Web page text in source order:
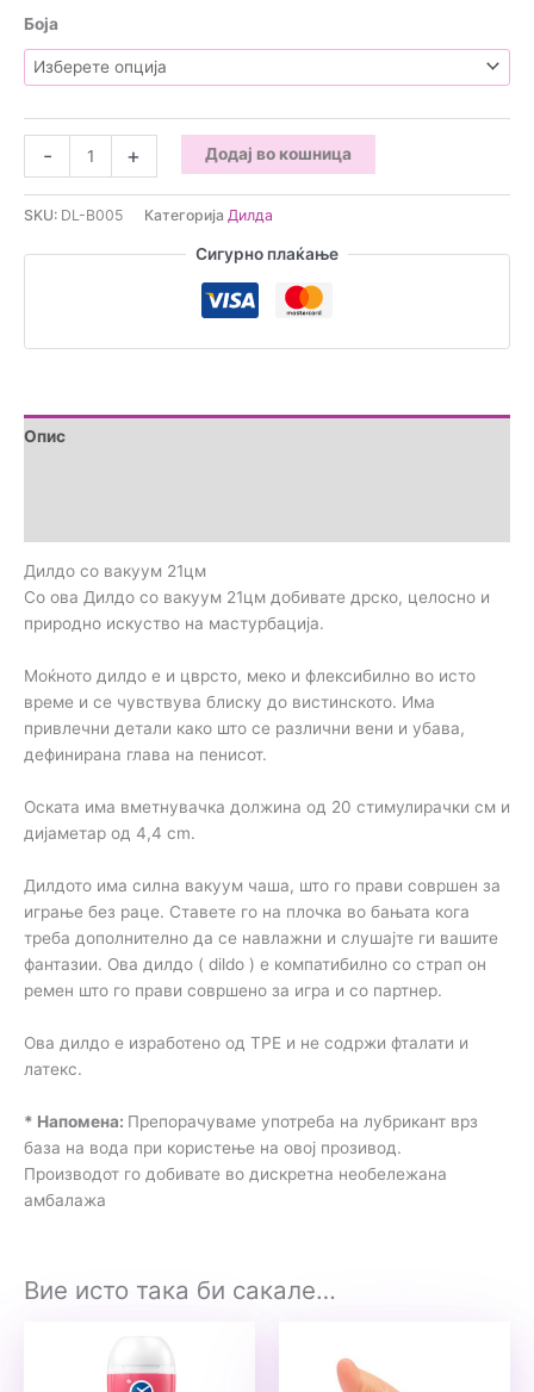
Боја
-
со
вакуум
21цм
количина
+ Додај во кошница
SKU: DL-B005 Категорија Дилда
Сигурно плаќање
Опис
Дилдо со вакуум 21цм
Со ова Дилдо со вакуум 21цм добивате дрско, целосно и
природно искуство на мастурбација.
Моќното дилдо е и цврсто, меко и флексибилно во исто
време и се чувствува блиску до вистинското. Има
привлечни детали како што се различни вени и убава,
дефинирана глава на пенисот.
Оската има вметнувачка должина од 20 стимулирачки см и
дијаметар од 4,4 cm.
Дилдото има силна вакуум чаша, што го прави совршен за
играње без раце. Ставете го на плочка во бањата кога
треба дополнително да се навлажни и слушајте ги вашите
фантазии. Ова дилдо ( dildo ) е компатибилно со страп он
ремен што го прави совршено за игра и со партнер.
Ова дилдо е изработено од TPE и не содржи фталати и
латекс.
* Напомена: Препорачуваме употреба на лубрикант врз
база на вода при користење на овој прозивод.
Производот го добивате во дискретна необележана
амбалажа
Вие исто така би сакале…